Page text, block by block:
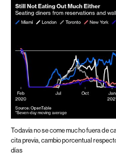
Todavía no se come mucho fuera de
cita previa, cambio porcentual
días